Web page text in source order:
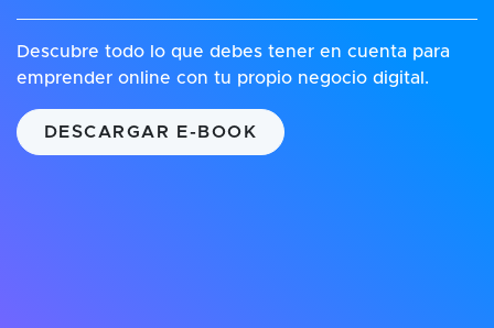
Descubre todo lo que debes tener en cuenta para
emprender online con tu propio negocio digital.
DESCARGAR E-BOOK